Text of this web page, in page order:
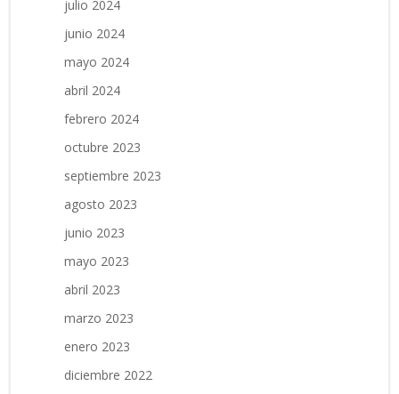
julio 2024
junio 2024
mayo 2024
abril 2024
febrero 2024
octubre 2023
septiembre 2023
agosto 2023
junio 2023
mayo 2023
abril 2023
marzo 2023
enero 2023
diciembre 2022